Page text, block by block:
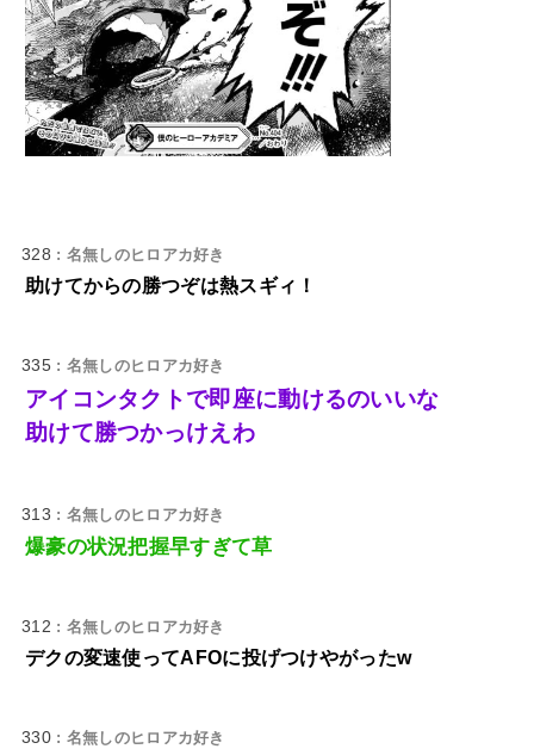
328 : 名無しのヒロアカ好き
助けてからの勝つぞは熱スギィ！
335 : 名無しのヒロアカ好き
アイコンタクトで即座に動けるのいいな
助けて勝つかっけえわ
313 : 名無しのヒロアカ好き
爆豪の状況把握早すぎて草
312 : 名無しのヒロアカ好き
デクの変速使ってAFOに投げつけやがったw
330 : 名無しのヒロアカ好き